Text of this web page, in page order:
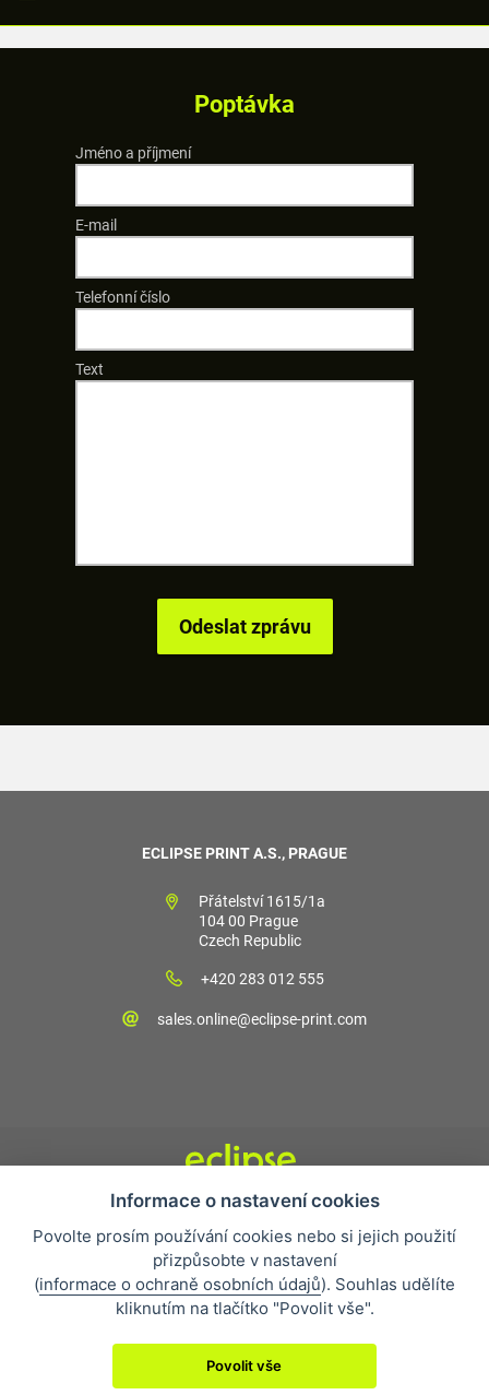
Poptávka
Jméno a příjmení
E-mail
Telefonní číslo
Text
ECLIPSE PRINT A.S., PRAGUE
Přátelství 1615/1a
104 00 Prague
Czech Republic
+420 283 012 555
sales.online@eclipse-print.com
Obchodní podmínky
Nejčastější otázky
Ochrana osobních údajů
O společnosti
Whistleblowing
Informace o nastavení cookies
Povolte prosím používání cookies nebo si jejich použití
přizpůsobte v nastavení
(informace o ochraně osobních údajů). Souhlas udělíte
kliknutím na tlačítko "Povolit vše".
Povolit vše